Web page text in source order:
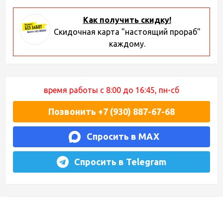
Как получить скидку!
Скидочная карта "настоящий прораб"
каждому.
время работы с 8:00 до 16:45, пн-сб
Позвонить +7 (930) 887-67-68
Спросить в MAX
Спросить в Telegram